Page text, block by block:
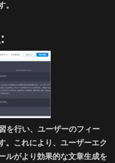
。
を行い、ユーザーのフィー
。これにより、ユーザーエク
ルがより効果的な文章生成を